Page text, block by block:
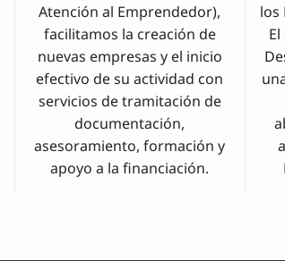
Atención al Emprendedor),
facilitamos la creación de
nuevas empresas y el inicio
efectivo de su actividad con
servicios de tramitación de
documentación,
asesoramiento, formación y
apoyo a la financiación.
los